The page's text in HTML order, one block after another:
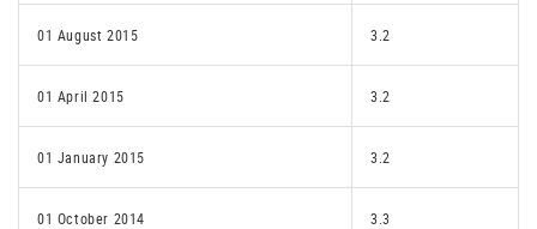
01 August 2015 3.2
01 April 2015 3.2
01 January 2015 3.2
01 October 2014 3.3